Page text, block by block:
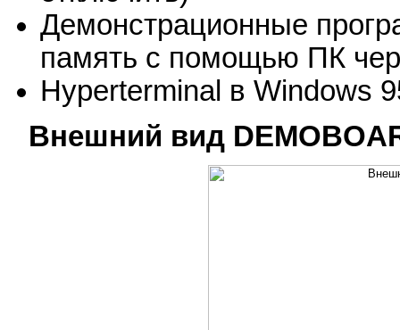
Демонстрационные
память с помощью ПК
Hyperterminal в Windows
Внешний вид